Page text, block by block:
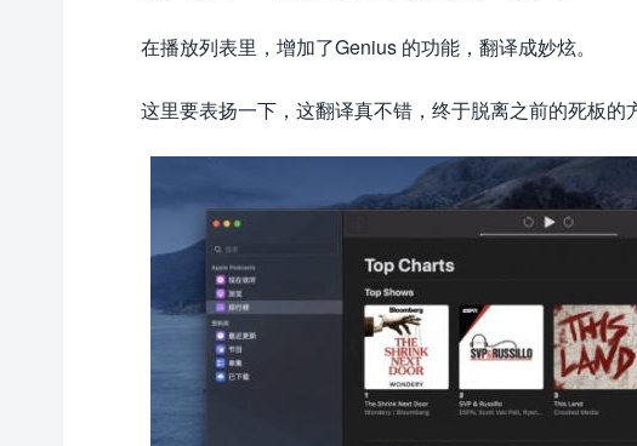
在播放列表里，增加了Genius 的功能，翻译成妙炫。
这里要表扬一下，这翻译真不错，终于脱离之前的死板的